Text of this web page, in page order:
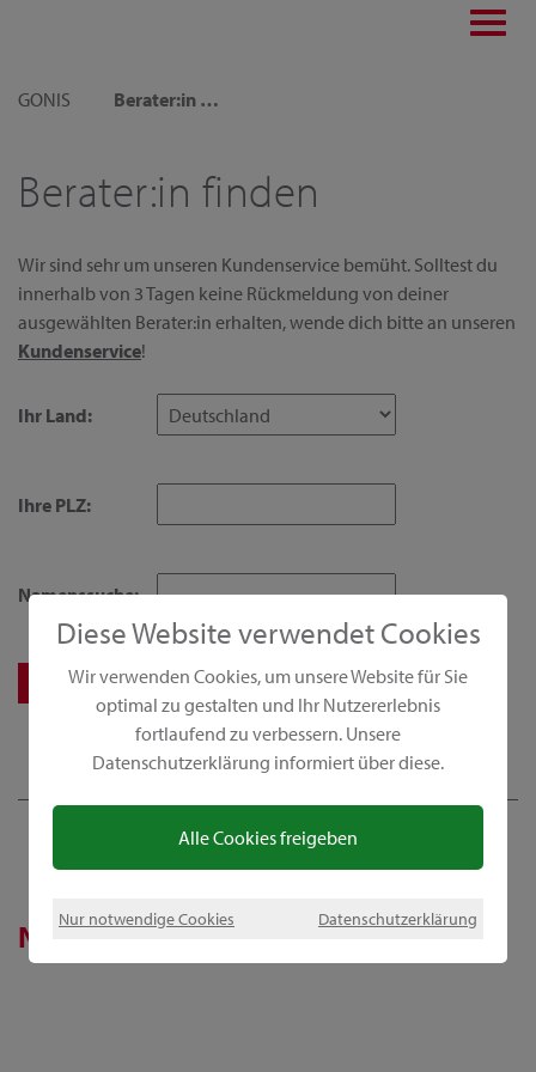
Diese Website verwendet Cookies
Wir verwenden Cookies, um unsere Website für Sie
optimal zu gestalten und Ihr Nutzererlebnis
fortlaufend zu verbessern. Unsere
Datenschutzerklärung informiert über diese.
Alle Cookies freigeben
Nur notwendige Cookies Datenschutzerklärung
GONIS
Berater:in finden
Berater:in finden
Wir sind sehr um unseren Kundenservice bemüht. Solltest du
innerhalb von 3 Tagen keine Rückmeldung von deiner
ausgewählten Berater:in erhalten, wende dich bitte an unseren
Kundenservice!
Ihr Land:
Ihre PLZ:
Namenssuche:
News